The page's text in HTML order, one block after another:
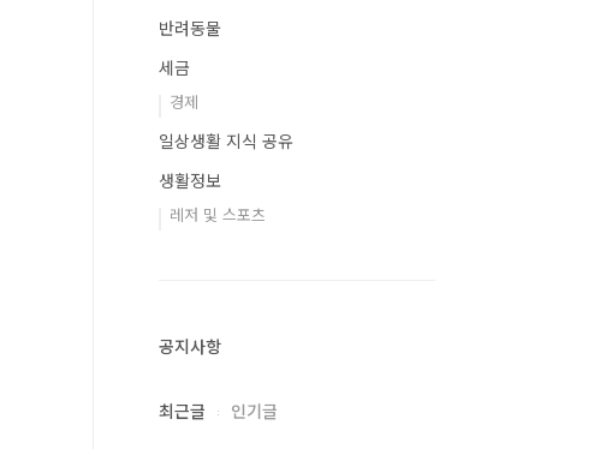
반려동물
세금
경제
일상생활 지식 공유
생활정보
레저 및 스포츠
공지사항
최근글 인기글